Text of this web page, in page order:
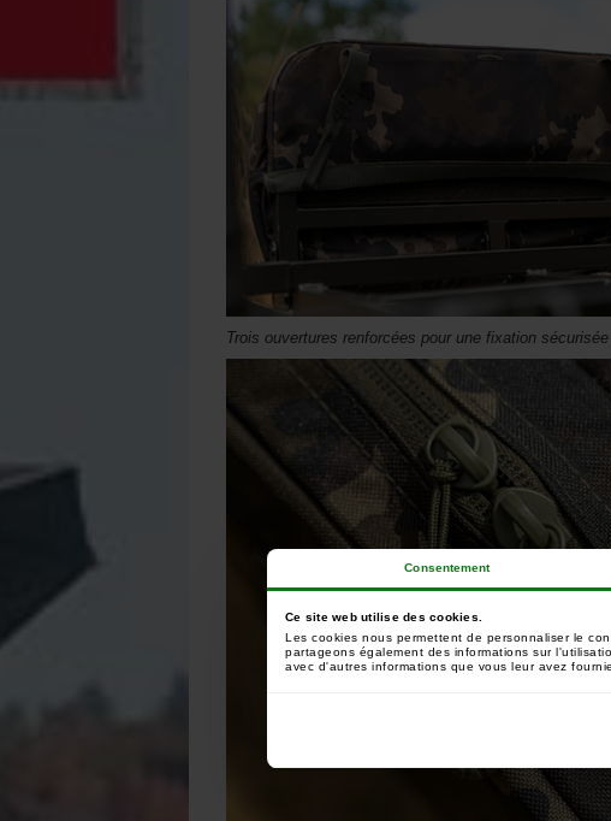
Consentement
Ce site web utilise des cookies.
Les cookies nous permettent de personnaliser le
partageons également des informations sur
avec d'autres informations que vous leur avez
Trois ouvertures renforcées pour une fixation